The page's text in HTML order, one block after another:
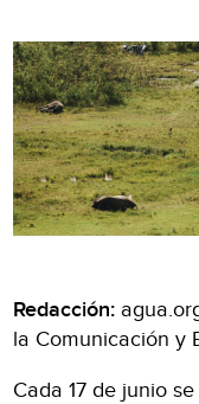
Redacción:
la Comunicación y
Cada 17 de junio